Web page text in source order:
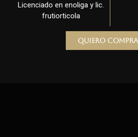
Licenciado en enoliga y lic.
frutiorticola
Quiero